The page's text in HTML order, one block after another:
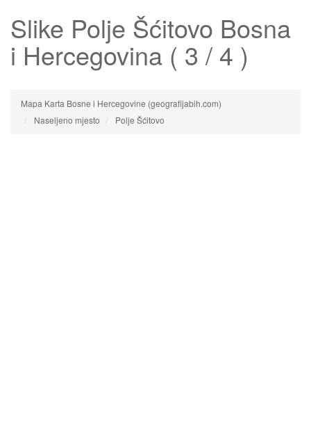
Slike Polje Šćitovo Bosna
i Hercegovina ( 3 / 4 )
Mapa Karta Bosne i Hercegovine (geografijabih.com)
Naseljeno mjesto
Polje Šćitovo